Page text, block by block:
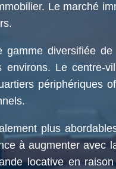
Le marché
diversifiée
Le centre-
périphériques
plus
à augmenter
locative en